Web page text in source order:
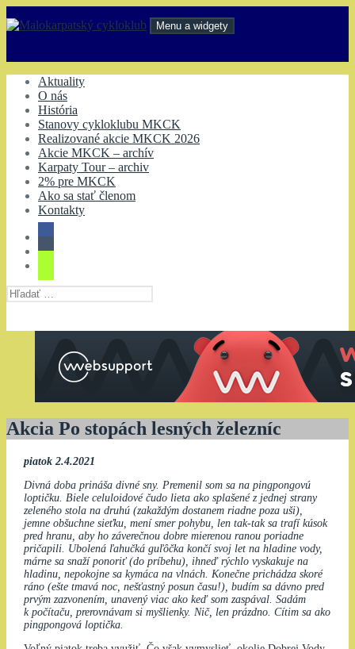
na
Menu a widgety
Aktuality
O nás
História
Stanovy cykloklubu MKCK
Realizované akcie MKCK 2026
Akcie MKCK – archív
Karpaty Tour – archiv
2% pre MKCK
Ako sa stať členom
Kontakty
Hľadať:
Akcia Po stopách lesných železníc
piatok 2.4.2021
Divná doba prináša divné sny. Premenil som sa na pingpongovú
loptičku. Biele celuloidové čudo lieta ako splašené z jednej strany
zeleného stola na druhú (zakaždým dostanem riadne poza uši),
jemne obšuchne sieťku, mení smer pohybu, len tak-tak sa trafí kúsok
pred hranu, aby ho záverečnou dobre mierenou ranou poriadne
pričapili. Ubolená ľahučká guľôčka končí svoj let na hladine vody,
márne sa snaží ponoriť (do príbehu), ihneď rýchlo vyskakuje na
hladinu, nepokojne sa kymáca na vlnách. Konečne prichádza skoré
ráno (ešte tmavá noc, nešťastný posun času!), budím sa dávno pred
prvým zazvonením, unavený viac ako keď som zaspával. Sadám
k počítaču, prerovnávam si myšlienky. Nič, len prázdno. Cítim sa ako
pingpongová loptička.